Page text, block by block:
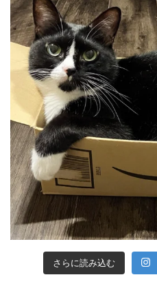
さらに読み込む